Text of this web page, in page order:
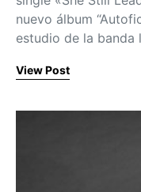
nuevo álbum
estudio de la
View Post